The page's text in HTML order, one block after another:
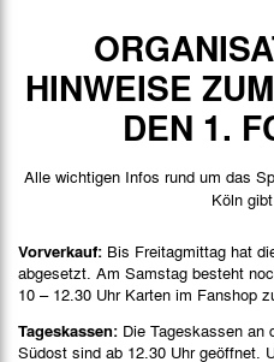
HINWEISE
DEN 1.
Alle wichtigen Infos rund um das
Köln
Vorverkauf: Bis Freitagmittag hat
abgesetzt. Am Samstag besteht
10 – 12.30 Uhr Karten im Fanshop
Tageskassen: Die Tageskassen an
Südost sind ab 12.30 Uhr geöffnet.